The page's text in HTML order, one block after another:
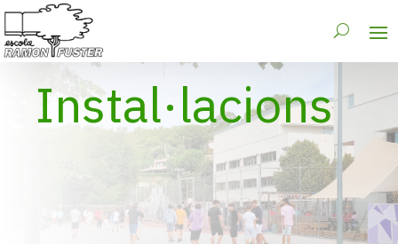
Instal·lacions